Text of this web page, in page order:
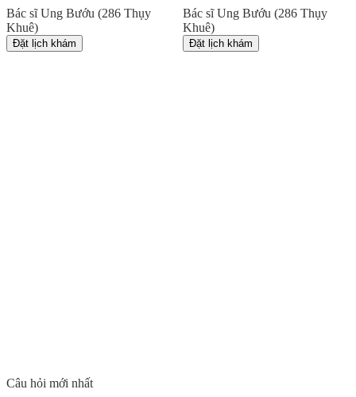
Bác sĩ Ung Bướu (286 Thụy
Khuê)
Đặt lịch khám
Bác sĩ Ung Bướu (286 Thụy
Khuê)
Đặt lịch khám
Câu hỏi mới nhất